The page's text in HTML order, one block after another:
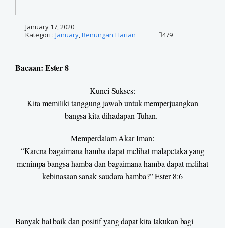
January 17, 2020
Kategori : January,Renungan Harian 479
Bacaan: Ester 8
Kunci Sukses:
Kita memiliki tanggung jawab untuk memperjuangkan
bangsa kita dihadapan Tuhan.
Memperdalam Akar Iman:
“Karena bagaimana hamba dapat melihat malapetaka yang
menimpa bangsa hamba dan bagaimana hamba dapat melihat
kebinasaan sanak saudara hamba?” Ester 8:6
Banyak hal baik dan positif yang dapat kita lakukan bagi